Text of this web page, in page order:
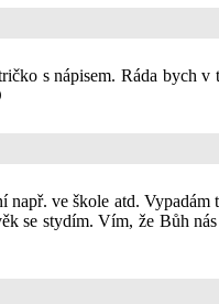
s nápisem. Ráda bych
ve škole atd. Vypadám
se stydím. Vím, že Bůh